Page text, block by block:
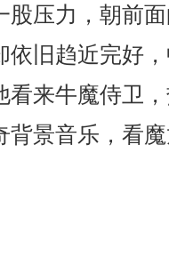
股压力，朝前
依旧趋近完好
看来牛魔侍卫
背景音乐，看